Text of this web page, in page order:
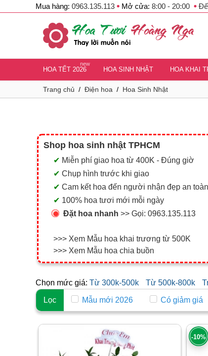
Mua hàng: 0963.135.113 • Mở cửa: 8:00 - 20:00 •
new
HOA TẾT 2026 HOA SINH NHẬT HOA KHAI
Trang chủ / Điện hoa / Hoa Sinh Nhật
Shop hoa sinh nhật TPHCM
✔ Miễn phí giao hoa từ 400K - Đúng giờ
✔ Chụp hình trước khi giao
✔ Cam kết hoa đến người nhận đẹp an toàn
✔ 100% hoa tươi mới mỗi ngày
Đặt hoa nhanh >> Gọi: 0963.135.113
>>> Xem Mẫu hoa khai trương từ 500K
>>> Xem Mẫu hoa chia buồn
Chọn mức giá: Từ 300k-500k Từ 500k-800k
Lọc Mẫu mới 2026 Có giảm giá
-10%